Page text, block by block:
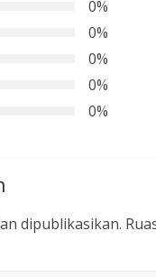
0%
0%
0%
0%
0%
dipublikasikan.